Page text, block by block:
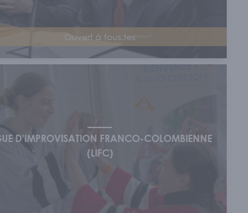
Ouvert à tous.tes
D'IMPROVISATION FRANCO-COLOMBIENNE
(LIFC)